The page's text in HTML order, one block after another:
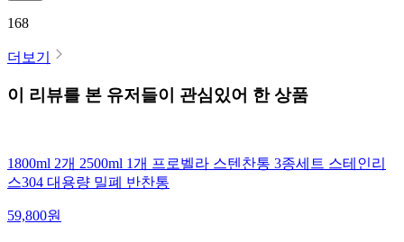
168
더보기
이 리뷰를 본 유저들이 관심있어 한 상품
1800ml 2개 2500ml 1개 프로벨라 스텐찬통 3종세트 스테인리
스304 대용량 밀폐 반찬통
59,800원